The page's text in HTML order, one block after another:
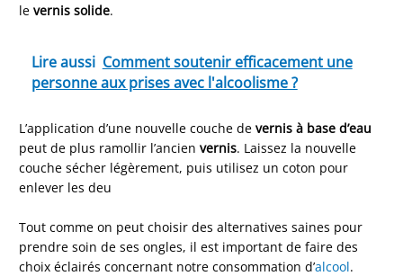
levernis solide.
Lire aussi Comment soutenir efficacement une
personne aux prises avec l'alcoolisme ?
L’application d’une nouvelle couche devernis à base d’eau
peut de plus ramollir l’ancienvernis. Laissez la nouvelle
couche sécher légèrement, puis utilisez un coton pour
enlever les deu
Tout comme on peut choisir des alternatives saines pour
prendre soin de ses ongles, il est important de faire des
choix éclairés concernant notre consommation d’alcool.